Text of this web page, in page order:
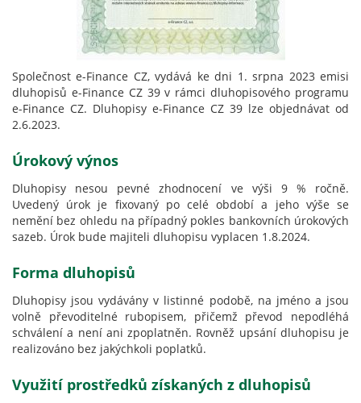
Společnost e-Finance CZ, vydává ke dni 1. srpna 2023 emisi
dluhopisů e-Finance CZ 39 v rámci dluhopisového programu
e-Finance CZ. Dluhopisy e-Finance CZ 39 lze objednávat od
2.6.2023.
Úrokový výnos
Dluhopisy nesou pevné zhodnocení ve výši 9 % ročně.
Uvedený úrok je fixovaný po celé období a jeho výše se
nemění bez ohledu na případný pokles bankovních úrokových
sazeb. Úrok bude majiteli dluhopisu vyplacen 1.8.2024.
Forma dluhopisů
Dluhopisy jsou vydávány v listinné podobě, na jméno a jsou
volně převoditelné rubopisem, přičemž převod nepodléhá
schválení a není ani zpoplatněn. Rovněž upsání dluhopisu je
realizováno bez jakýchkoli poplatků.
Využití prostředků získaných z dluhopisů